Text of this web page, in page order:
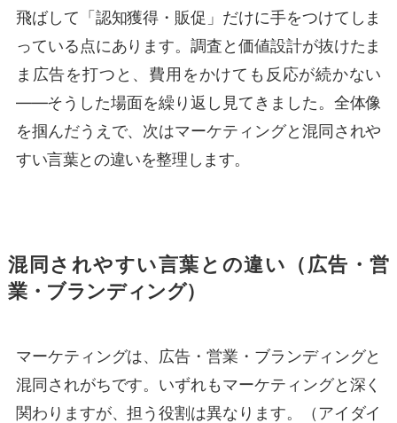
飛ばして「認知獲得・販促」だけに手をつけてしま
っている点にあります。調査と価値設計が抜けたま
ま広告を打つと、費用をかけても反応が続かない
——そうした場面を繰り返し見てきました。全体像
を掴んだうえで、次はマーケティングと混同されや
すい言葉との違いを整理します。
混同されやすい言葉との違い（広告・営
業・ブランディング）
マーケティングは、広告・営業・ブランディングと
混同されがちです。いずれもマーケティングと深く
関わりますが、担う役割は異なります。（アイダイ